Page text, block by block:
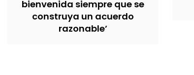
bienvenida siempre que se
construya un acuerdo
razonable’